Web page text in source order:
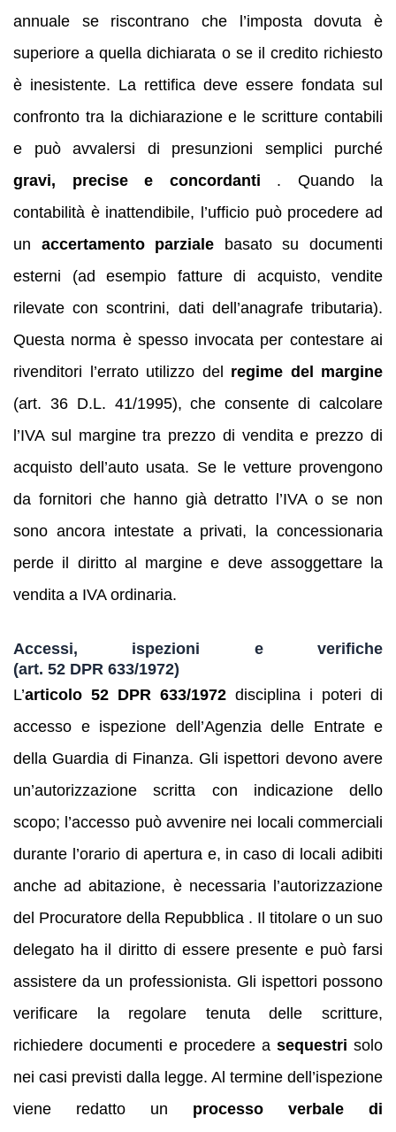
annuale se riscontrano che l’imposta dovuta è
superiore a quella dichiarata o se il credito richiesto
è inesistente. La rettifica deve essere fondata sul
confronto tra la dichiarazione e le scritture contabili
e può avvalersi di presunzioni semplici purché
gravi, precise e concordanti . Quando la
contabilità è inattendibile, l’ufficio può procedere ad
un accertamento parziale basato su documenti
esterni (ad esempio fatture di acquisto, vendite
rilevate con scontrini, dati dell’anagrafe tributaria).
Questa norma è spesso invocata per contestare ai
rivenditori l’errato utilizzo del regime del margine
(art. 36 D.L. 41/1995), che consente di calcolare
l’IVA sul margine tra prezzo di vendita e prezzo di
acquisto dell’auto usata. Se le vetture provengono
da fornitori che hanno già detratto l’IVA o se non
sono ancora intestate a privati, la concessionaria
perde il diritto al margine e deve assoggettare la
vendita a IVA ordinaria.
Accessi, ispezioni e verifiche
(art. 52 DPR 633/1972)
L’articolo 52 DPR 633/1972 disciplina i poteri di
accesso e ispezione dell’Agenzia delle Entrate e
della Guardia di Finanza. Gli ispettori devono avere
un’autorizzazione scritta con indicazione dello
scopo; l’accesso può avvenire nei locali commerciali
durante l’orario di apertura e, in caso di locali adibiti
anche ad abitazione, è necessaria l’autorizzazione
del Procuratore della Repubblica . Il titolare o un suo
delegato ha il diritto di essere presente e può farsi
assistere da un professionista. Gli ispettori possono
verificare la regolare tenuta delle scritture,
richiedere documenti e procedere a sequestri solo
nei casi previsti dalla legge. Al termine dell’ispezione
viene redatto un processo verbale di